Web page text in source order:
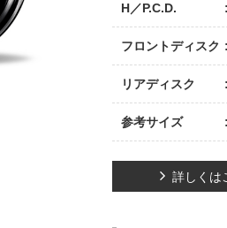
H／P.C.D.
フロントディスク
リアディスク
参考サイズ
詳しくは